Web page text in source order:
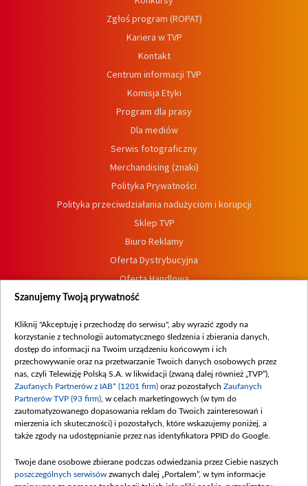
Zgłoś program (ROPAT)
Kariera w TVP
Kontakt
Centrum informacji TVP
Komisja Etyki
Program dla prasy
Dla mediów
Serwis fotograficzny
Merchandising (znaki)
Polityka Prywatności
Polityka przeciwdziałania nadużyciom i korupcji
Sklep TVP
Biuro Reklamy
Oferta Dystrybucyjna
Oferta Handlowa
Dostępność
Procedura zgłoszeń wewnętrznych
Szanujemy Twoją prywatność
Kliknij "Akceptuję i przechodzę do serwisu", aby wyrazić zgody na
korzystanie z technologii automatycznego śledzenia i zbierania danych,
dostęp do informacji na Twoim urządzeniu końcowym i ich
przechowywanie oraz na przetwarzanie Twoich danych osobowych przez
nas, czyli Telewizję Polską S.A. w likwidacji (zwaną dalej również „TVP”),
Zaufanych Partnerów z IAB* (1201 firm) oraz pozostałych Zaufanych
Partnerów TVP (93 firm) , w celach marketingowych (w tym do
zautomatyzowanego dopasowania reklam do Twoich zainteresowań i
mierzenia ich skuteczności) i pozostałych, które wskazujemy poniżej, a
także zgody na udostępnianie przez nas identyfikatora PPID do Google.
Twoje dane osobowe zbierane podczas odwiedzania przez Ciebie naszych
poszczególnych serwisów zwanych dalej „Portalem”, w tym informacje